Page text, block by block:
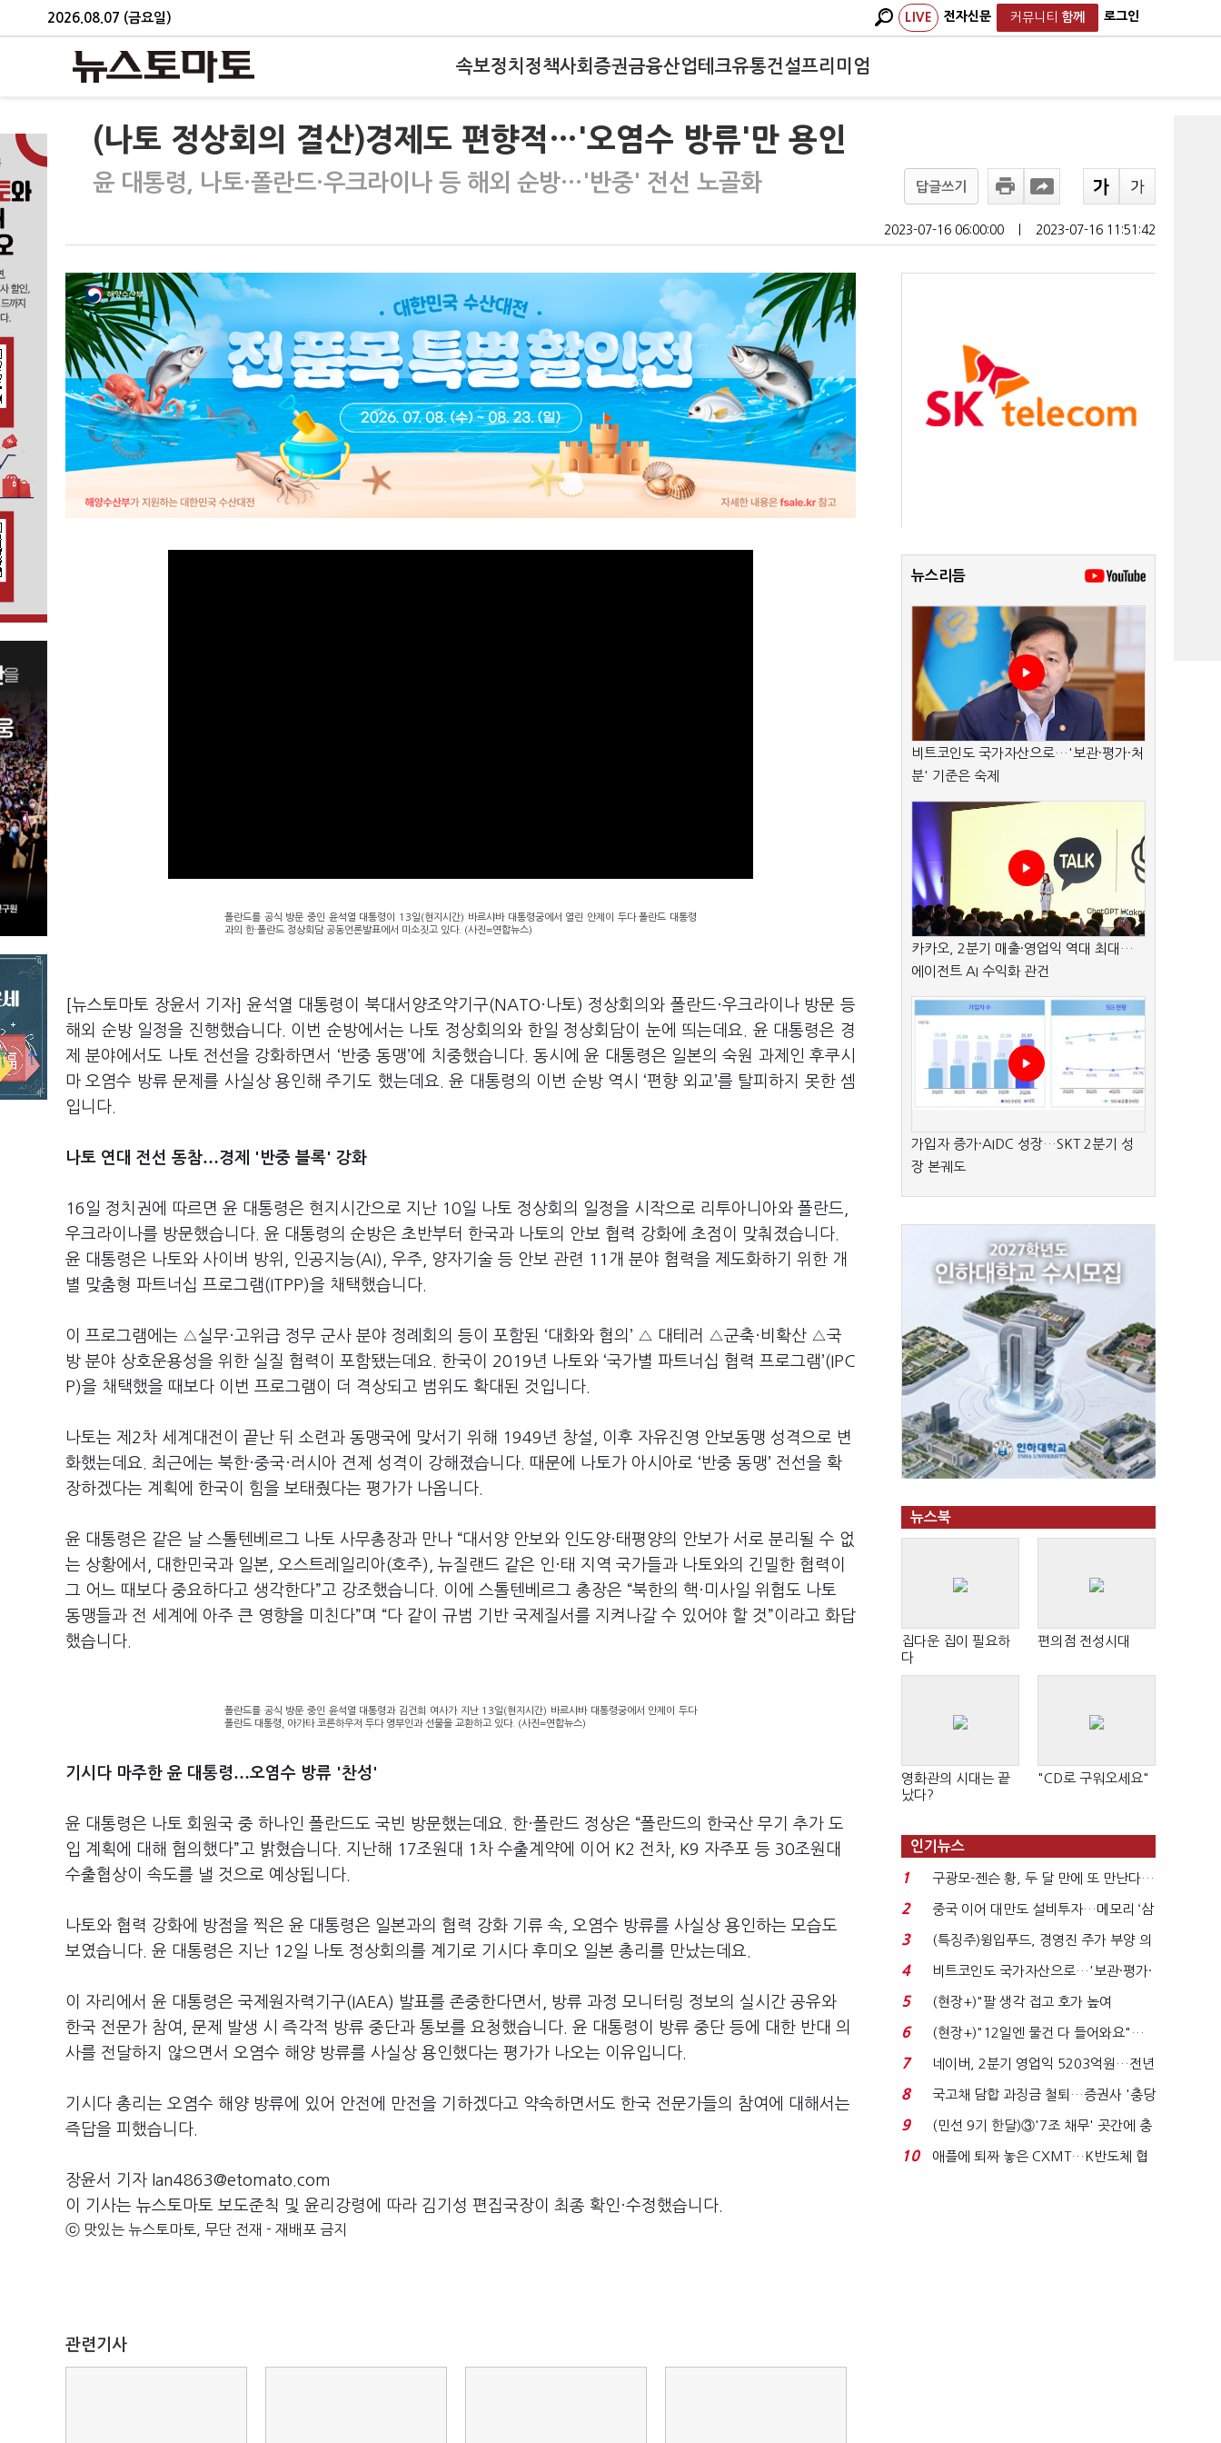
2026.08.07 (금요일) LIVE 전자신문 커뮤니티 함께 로그인
속보정치 정책사회 증권금융산업테크유통건설프리미엄
(나토 정상회의 결산)경제도 편향적…'오염수 방류'만 용인
윤 대통령, 나토·폴란드·우크라이나 등 해외 순방…'반중' 전선 노골화 답글쓰기
2023-07-16 06:00:00 2023-07-16 11:51:42
폴란드를 공식 방문 중인 윤석열 대통령이 13일(현지시간) 바르샤바 대통령궁에서 열린 안제이 두다 폴란드 대통령
과의 한·폴란드 정상회담 공동언론발표에서 미소짓고 있다. (사진=연합뉴스)
[뉴스토마토 장윤서 기자] 윤석열 대통령이 북대서양조약기구(NATO·나토) 정상회의와 폴란드·우크라이나 방문 등
해외 순방 일정을 진행했습니다. 이번 순방에서는 나토 정상회의와 한일 정상회담이 눈에 띄는데요. 윤 대통령은 경
제 분야에서도 나토 전선을 강화하면서 ‘반중 동맹’에 치중했습니다. 동시에 윤 대통령은 일본의 숙원 과제인 후쿠시
마 오염수 방류 문제를 사실상 용인해 주기도 했는데요. 윤 대통령의 이번 순방 역시 ‘편향 외교’를 탈피하지 못한 셈
입니다.
나토 연대 전선 동참…경제 '반중 블록' 강화
16일 정치권에 따르면 윤 대통령은 현지시간으로 지난 10일 나토 정상회의 일정을 시작으로 리투아니아와 폴란드,
우크라이나를 방문했습니다. 윤 대통령의 순방은 초반부터 한국과 나토의 안보 협력 강화에 초점이 맞춰졌습니다.
윤 대통령은 나토와 사이버 방위, 인공지능(AI), 우주, 양자기술 등 안보 관련 11개 분야 협력을 제도화하기 위한 개
별 맞춤형 파트너십 프로그램(ITPP)을 채택했습니다.
이 프로그램에는 △실무·고위급 정무 군사 분야 정례회의 등이 포함된 ‘대화와 협의’ △ 대테러 △군축·비확산 △국
방 분야 상호운용성을 위한 실질 협력이 포함됐는데요. 한국이 2019년 나토와 ‘국가별 파트너십 협력 프로그램’(IPC
P)을 채택했을 때보다 이번 프로그램이 더 격상되고 범위도 확대된 것입니다.
나토는 제2차 세계대전이 끝난 뒤 소련과 동맹국에 맞서기 위해 1949년 창설, 이후 자유진영 안보동맹 성격으로 변
화했는데요. 최근에는 북한·중국·러시아 견제 성격이 강해졌습니다. 때문에 나토가 아시아로 ‘반중 동맹’ 전선을 확
장하겠다는 계획에 한국이 힘을 보태줬다는 평가가 나옵니다.
윤 대통령은 같은 날 스톨텐베르그 나토 사무총장과 만나 “대서양 안보와 인도양·태평양의 안보가 서로 분리될 수 없
는 상황에서, 대한민국과 일본, 오스트레일리아(호주), 뉴질랜드 같은 인·태 지역 국가들과 나토와의 긴밀한 협력이
그 어느 때보다 중요하다고 생각한다”고 강조했습니다. 이에 스톨텐베르그 총장은 “북한의 핵·미사일 위협도 나토
동맹들과 전 세계에 아주 큰 영향을 미친다”며 “다 같이 규범 기반 국제질서를 지켜나갈 수 있어야 할 것”이라고 화답
했습니다.
폴란드를 공식 방문 중인 윤석열 대통령과 김건희 여사가 지난 13일(현지시간) 바르샤바 대통령궁에서 안제이 두다
폴란드 대통령, 아가타 코른하우저 두다 영부인과 선물을 교환하고 있다. (사진=연합뉴스)
기시다 마주한 윤 대통령…오염수 방류 '찬성'
윤 대통령은 나토 회원국 중 하나인 폴란드도 국빈 방문했는데요. 한·폴란드 정상은 “폴란드의 한국산 무기 추가 도
입 계획에 대해 협의했다”고 밝혔습니다. 지난해 17조원대 1차 수출계약에 이어 K2 전차, K9 자주포 등 30조원대
수출협상이 속도를 낼 것으로 예상됩니다.
나토와 협력 강화에 방점을 찍은 윤 대통령은 일본과의 협력 강화 기류 속, 오염수 방류를 사실상 용인하는 모습도
보였습니다. 윤 대통령은 지난 12일 나토 정상회의를 계기로 기시다 후미오 일본 총리를 만났는데요.
이 자리에서 윤 대통령은 국제원자력기구(IAEA) 발표를 존중한다면서, 방류 과정 모니터링 정보의 실시간 공유와
한국 전문가 참여, 문제 발생 시 즉각적 방류 중단과 통보를 요청했습니다. 윤 대통령이 방류 중단 등에 대한 반대 의
사를 전달하지 않으면서 오염수 해양 방류를 사실상 용인했다는 평가가 나오는 이유입니다.
기시다 총리는 오염수 해양 방류에 있어 안전에 만전을 기하겠다고 약속하면서도 한국 전문가들의 참여에 대해서는
즉답을 피했습니다.
장윤서 기자 lan4863@etomato.com
이 기사는 뉴스토마토 보도준칙 및 윤리강령에 따라 김기성 편집국장이 최종 확인·수정했습니다.
ⓒ 맛있는 뉴스토마토, 무단 전재 - 재배포 금지
관련기사
뉴스리듬
비트코인도 국가자산으로…'보관·평가·처
분' 기준은 숙제
카카오, 2분기 매출·영업익 역대 최대…
에이전트 AI 수익화 관건
가입자 증가·AIDC 성장…SKT 2분기 성
장 본궤도
뉴스북
집다운 집이 필요하
다
편의점 전성시대
영화관의 시대는 끝
났다?
"CD로 구워오세요"
인기뉴스
1
구광모-젠슨 황, 두 달 만에 또 만난다…
로봇·AI 등 논...
2
중국 이어 대만도 설비투자…메모리 ‘삼
국전쟁’
3
(특징주)윙입푸드, 경영진 주가 부양 의
지에 상한가...
4
비트코인도 국가자산으로…'보관·평가·
처분' 기준은 ...
5
(현장+)"팔 생각 접고 호가 높여
요"…'덜 똘똘한 한 채' 20...
6
(현장+)"12일엔 물건 다 들어와요"…
빈 매대 채우며 문 연 ...
7
네이버, 2분기 영업익 5203억원…전년
비 0.2% 감소...
8
국고채 담합 과징금 철퇴…증권사 '충당
금 폭탄' 우려...
9
(민선 9기 한달)③'7조 채무' 곳간에 충
격…추미애, 20년...
10
애플에 퇴짜 놓은 CXMT…K반도체 협